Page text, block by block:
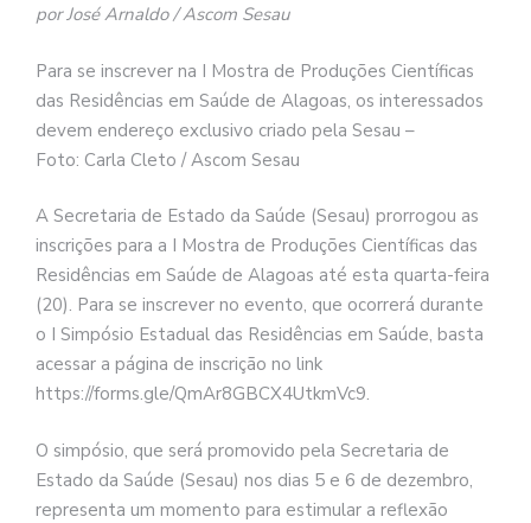
por José Arnaldo / Ascom Sesau
Para se inscrever na I Mostra de Produções Científicas
das Residências em Saúde de Alagoas, os interessados
devem endereço exclusivo criado pela Sesau –
Foto: Carla Cleto / Ascom Sesau
A Secretaria de Estado da Saúde (Sesau) prorrogou as
inscrições para a I Mostra de Produções Científicas das
Residências em Saúde de Alagoas até esta quarta-feira
(20). Para se inscrever no evento, que ocorrerá durante
o I Simpósio Estadual das Residências em Saúde, basta
acessar a página de inscrição no link
https://forms.gle/QmAr8GBCX4UtkmVc9.
O simpósio, que será promovido pela Secretaria de
Estado da Saúde (Sesau) nos dias 5 e 6 de dezembro,
representa um momento para estimular a reflexão